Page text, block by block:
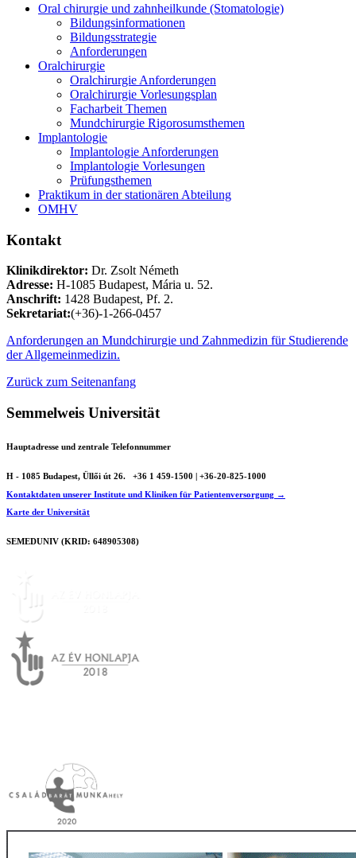
Oral chirurgie und zahnheilkunde (Stomatologie)
Bildungsinformationen
Bildungsstrategie
Anforderungen
Oralchirurgie
Oralchirurgie Anforderungen
Oralchirurgie Vorlesungsplan
Facharbeit Themen
Mundchirurgie Rigorosumsthemen
Implantologie
Implantologie Anforderungen
Implantologie Vorlesungen
Prüfungsthemen
Praktikum in der stationären Abteilung
OMHV
Kontakt
Klinikdirektor: Dr. Zsolt Németh
Adresse: H-1085 Budapest, Mária u. 52.
Anschrift: 1428 Budapest, Pf. 2.
Sekretariat:(+36)-1-266-0457
Anforderungen an Mundchirurgie und Zahnmedizin für Studierende
der Allgemeinmedizin.
Zurück zum Seitenanfang
Semmelweis Universität
Hauptadresse und zentrale Telefonnummer
H - 1085 Budapest, Üllői út 26.
+36 1 459-1500 | +36-20-825-1000
Kontaktdaten unserer Institute und Kliniken für Patientenversorgung →
Karte der Universität
SEMEDUNIV (KRID: 648905308)